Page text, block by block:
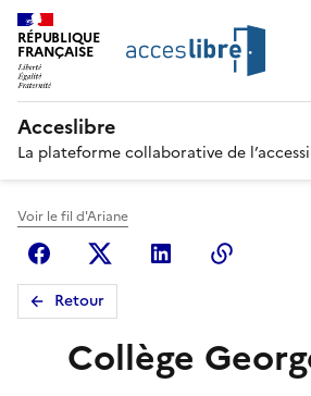
RÉPUBLIQUE
FRANÇAISE
Acceslibre
La plateforme collaborative de
Voir le fil d'Ariane
FacebookX (anciennement
Linkedin
Retour
Collège